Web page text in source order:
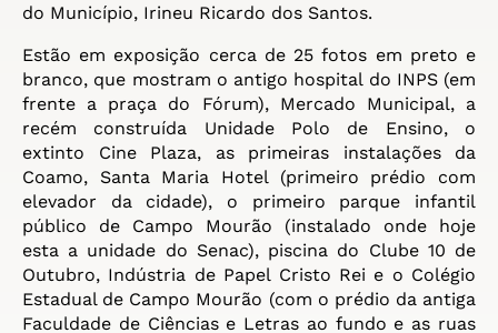
do Município, Irineu Ricardo dos Santos.
Estão em exposição cerca de 25 fotos em preto e
branco, que mostram o antigo hospital do INPS (em
frente a praça do Fórum), Mercado Municipal, a
recém construída Unidade Polo de Ensino, o
extinto Cine Plaza, as primeiras instalações da
Coamo, Santa Maria Hotel (primeiro prédio com
elevador da cidade), o primeiro parque infantil
público de Campo Mourão (instalado onde hoje
esta a unidade do Senac), piscina do Clube 10 de
Outubro, Indústria de Papel Cristo Rei e o Colégio
Estadual de Campo Mourão (com o prédio da antiga
Faculdade de Ciências e Letras ao fundo e as ruas